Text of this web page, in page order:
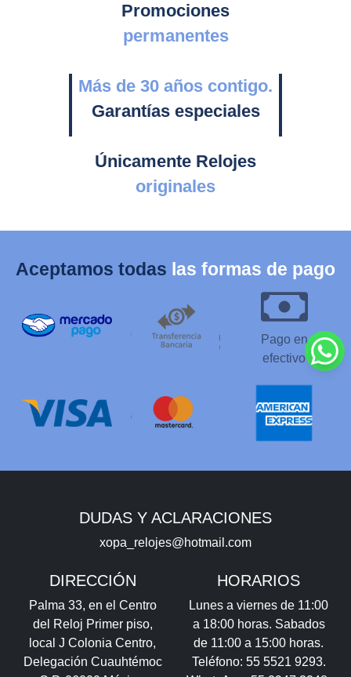
Promociones
permanentes
Más de 30 años contigo.
Garantías especiales
Únicamente Relojes
originales
Aceptamos todas las formas de pago
Pago en
efectivo
DUDAS Y ACLARACIONES
xopa_relojes@hotmail.com
DIRECCIÓN
Palma 33, en el Centro
del Reloj Primer piso,
local J Colonia Centro,
Delegación Cuauhtémoc
HORARIOS
Lunes a viernes de 11:00
a 18:00 horas. Sabados
de 11:00 a 15:00 horas.
Teléfono: 55 5521 9293.